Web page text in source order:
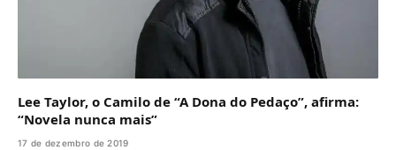
Lee Taylor, o Camilo de “A Dona do Pedaço”, afirma:
“Novela nunca mais”
17 de dezembro de 2019